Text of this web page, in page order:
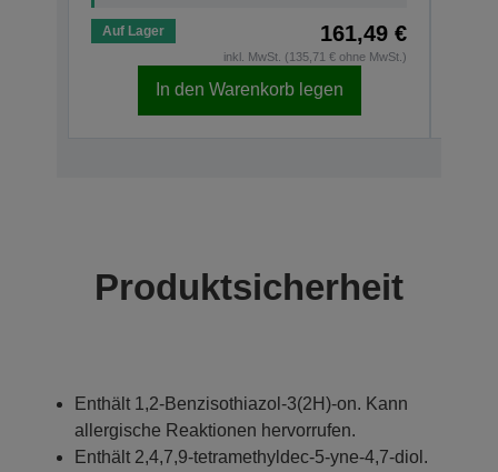
Auf Lager 161,49 €
inkl. MwSt. (135,71 € ohne MwSt.)
In den Warenkorb legen
Produktsicherheit
Enthält 1,2-Benzisothiazol-3(2H)-on. Kann
allergische Reaktionen hervorrufen.
Enthält 2,4,7,9-tetramethyldec-5-yne-4,7-diol.